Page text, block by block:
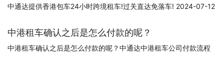
中通达提供香港包车24小时跨境租车!过关直达免落车! 2024-07-12
中港租车确认之后是怎么付款的呢？
中港租车确认之后是怎么付款的呢？中通达中港租车公司付款流程